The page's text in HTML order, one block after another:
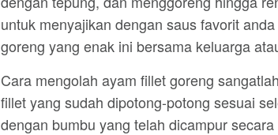
untuk menyajikan dengan saus favorit
goreng yang enak ini bersama keluarga
Cara mengolah ayam fillet goreng
fillet yang sudah dipotong-potong sesuai
dengan bumbu yang telah dicampur